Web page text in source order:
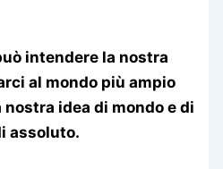
intendere la nostra
al mondo più ampio
idea di mondo e di
assoluto.